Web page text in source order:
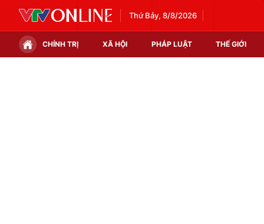
Thứ Bảy, 8/8/2026
CHÍNH TRỊ XÃ HỘI PHÁP LUẬT THẾ GIỚI